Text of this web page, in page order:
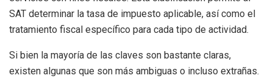
SAT determinar la tasa de impuesto aplicable, así como el
tratamiento fiscal específico para cada tipo de actividad.
Si bien la mayoría de las claves son bastante claras,
existen algunas que son más ambiguas o incluso extrañas.